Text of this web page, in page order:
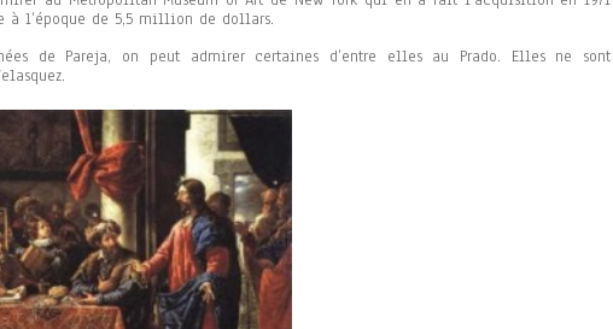
à l’époque de 5,5 million de dollars.
de Pareja, on peut admirer certaines d’entre elles au Prado. Elles ne sont